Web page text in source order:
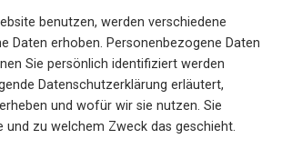
benutzen, werden verschiedene
Daten erhoben. Personenbezogene Daten
Sie persönlich identifiziert werden
Datenschutzerklärung erläutert,
und wofür wir sie nutzen. Sie
und zu welchem Zweck das geschieht.